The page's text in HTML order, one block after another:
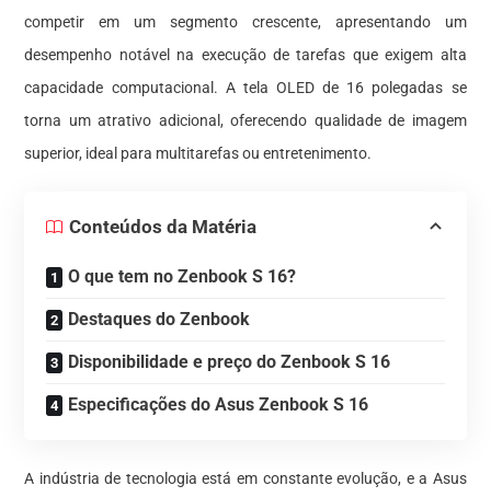
competir em um segmento crescente, apresentando um
desempenho notável na execução de tarefas que exigem alta
capacidade computacional. A tela OLED de 16 polegadas se
torna um atrativo adicional, oferecendo qualidade de imagem
superior, ideal para multitarefas ou entretenimento.
Conteúdos da Matéria
O que tem no Zenbook S 16?
Destaques do Zenbook
Disponibilidade e preço do Zenbook S 16
Especificações do Asus Zenbook S 16
A indústria de tecnologia está em constante evolução, e a Asus